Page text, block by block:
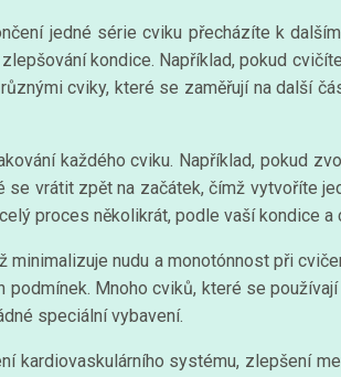
jedné série cviku přecházíte k
kondice. Například, pokud
cviky, které se zaměřují na další
každého cviku. Například, pokud
vrátit zpět na začátek, čímž vytvoříte
proces několikrát, podle vaší kondice a
nudu a monotónnost při
Mnoho cviků, které se používají
speciální vybavení.
kardiovaskulárního systému, zlepšení